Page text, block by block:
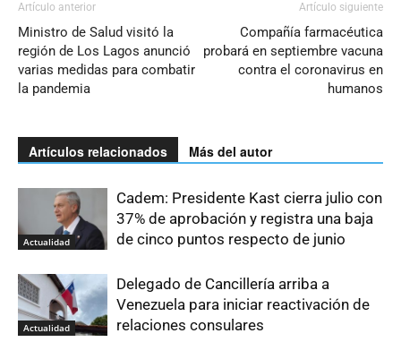
Artículo anterior
Ministro de Salud visitó la
región de Los Lagos anunció
varias medidas para combatir
la pandemia
Artículo siguiente
Compañía farmacéutica
probará en septiembre vacuna
contra el coronavirus en
humanos
Artículos relacionados Más del autor
Actualidad
Cadem: Presidente Kast cierra julio con
37% de aprobación y registra una baja
de cinco puntos respecto de junio
Actualidad
Delegado de Cancillería arriba a
Venezuela para iniciar reactivación de
relaciones consulares